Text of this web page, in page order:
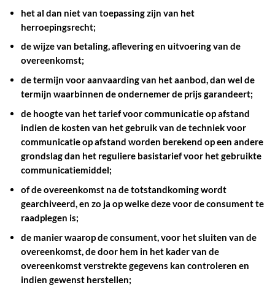
het al dan niet van toepassing zijn van het
herroepingsrecht;
de wijze van betaling, aflevering en uitvoering van de
overeenkomst;
de termijn voor aanvaarding van het aanbod, dan wel de
termijn waarbinnen de ondernemer de prijs garandeert;
de hoogte van het tarief voor communicatie op afstand
indien de kosten van het gebruik van de techniek voor
communicatie op afstand worden berekend op een andere
grondslag dan het reguliere basistarief voor het gebruikte
communicatiemiddel;
of de overeenkomst na de totstandkoming wordt
gearchiveerd, en zo ja op welke deze voor de consument te
raadplegen is;
de manier waarop de consument, voor het sluiten van de
overeenkomst, de door hem in het kader van de
overeenkomst verstrekte gegevens kan controleren en
indien gewenst herstellen;